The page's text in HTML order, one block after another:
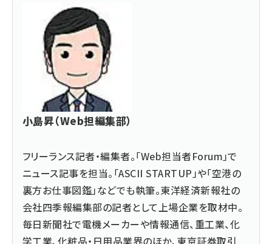
小島昇（Web担編集部）
フリーランス記者・編集者。「Web担当者Forum」で
ニュース記事を担当。「ASCII STARTUP」や「空港の
裏方お仕事図鑑」などでも執筆。東洋経済新報社の
会社四季報編集部の記者として上場企業を取材中。
毎日新聞社で電機メーカーや情報通信、重工業、化
学工業、化粧品・日用品業界のほか、東京証券取引